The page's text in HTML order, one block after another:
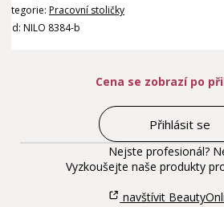
Kategorie: Pracovní stoličky
Kód: NILO 8384-b
Cena se zobrazí po
Přihlásit se
Nejste profesionál?
Vyzkoušejte naše produkty
navštívit